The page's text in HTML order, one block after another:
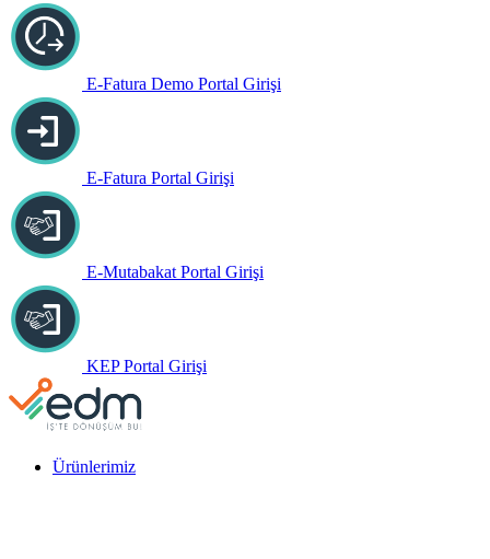
E-Fatura Demo Portal Girişi
E-Fatura Portal Girişi
E-Mutabakat Portal Girişi
KEP Portal Girişi
Ürünlerimiz